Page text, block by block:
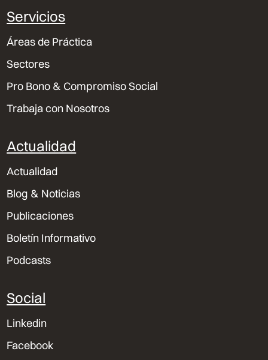
Servicios
Áreas de Práctica
Sectores
Pro Bono & Compromiso Social
Trabaja con Nosotros
Actualidad
Actualidad
Blog & Noticias
Publicaciones
Boletín Informativo
Podcasts
Social
Linkedin
Facebook